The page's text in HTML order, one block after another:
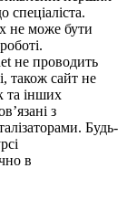
спеціаліста.
не може бути
не проводить
також сайт не
та інших
з
Будь-
в